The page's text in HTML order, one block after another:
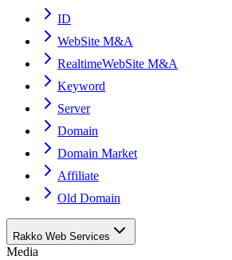
ID
WebSite M&A
RealtimeWebSite M&A
Keyword
Server
Domain
Domain Market
Affiliate
Old Domain
Rakko Web Services
Media